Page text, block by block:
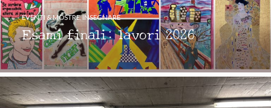
Esami finali: lavori 2026
EVENTI & MOSTRE,INSEGNARE